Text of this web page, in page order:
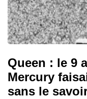
Queen : le 9
Mercury
sans le